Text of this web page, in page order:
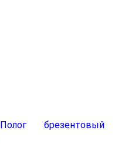
Полог брезентовый